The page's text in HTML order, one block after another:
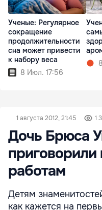
Ученые: Регулярное
сокращение
продолжительности
сна может привести
к набору веса
8 Июл. 17:56
1 августа 2012, 21:45 1
Дочь Брюса
работам
Детям
как кажется на